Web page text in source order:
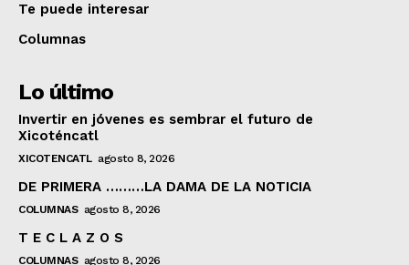
Te puede interesar
Columnas
Lo último
Invertir en jóvenes es sembrar el futuro de
Xicoténcatl
XICOTENCATL agosto 8, 2026
DE PRIMERA ………LA DAMA DE LA NOTICIA
COLUMNAS agosto 8, 2026
T E C L A Z O S
COLUMNAS agosto 8, 2026